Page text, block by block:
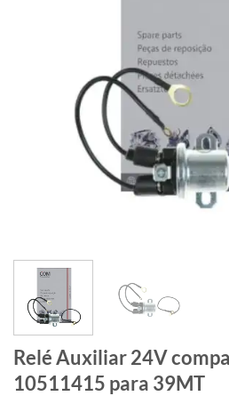
Relé Auxiliar 24V
10511415 para 39MT